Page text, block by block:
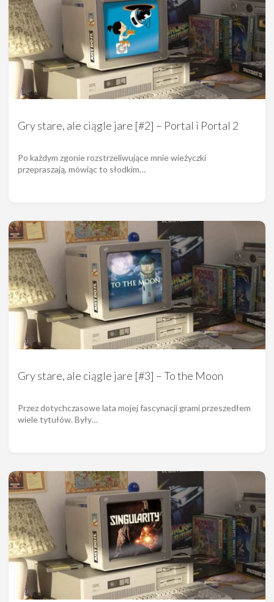
Gry stare, ale ciągle jare [#2] – Portal i Portal 2
Po każdym zgonie rozstrzeliwujące mnie wieżyczki
przepraszają, mówiąc to słodkim…
Gry stare, ale ciągle jare [#3] – To the Moon
Przez dotychczasowe lata mojej fascynacji grami przeszedłem
wiele tytułów. Były…